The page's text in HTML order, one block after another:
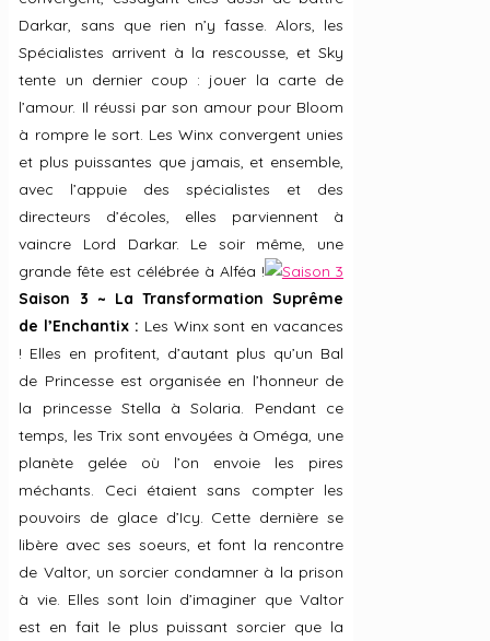
Darkar, sans que rien n’y fasse. Alors, les
Spécialistes arrivent à la rescousse, et Sky
tente un dernier coup : jouer la carte de
l’amour. Il réussi par son amour pour Bloom
à rompre le sort. Les Winx convergent unies
et plus puissantes que jamais, et ensemble,
avec l’appuie des spécialistes et des
directeurs d’écoles, elles parviennent à
vaincre Lord Darkar. Le soir même, une
grande fête est célébrée à Alféa !
Saison 3 ~ La Transformation Suprême
de l’Enchantix : Les Winx sont en vacances
! Elles en profitent, d’autant plus qu’un Bal
de Princesse est organisée en l’honneur de
la princesse Stella à Solaria. Pendant ce
temps, les Trix sont envoyées à Oméga, une
planète gelée où l’on envoie les pires
méchants. Ceci étaient sans compter les
pouvoirs de glace d’Icy. Cette dernière se
libère avec ses soeurs, et font la rencontre
de Valtor, un sorcier condamner à la prison
à vie. Elles sont loin d’imaginer que Valtor
est en fait le plus puissant sorcier que la